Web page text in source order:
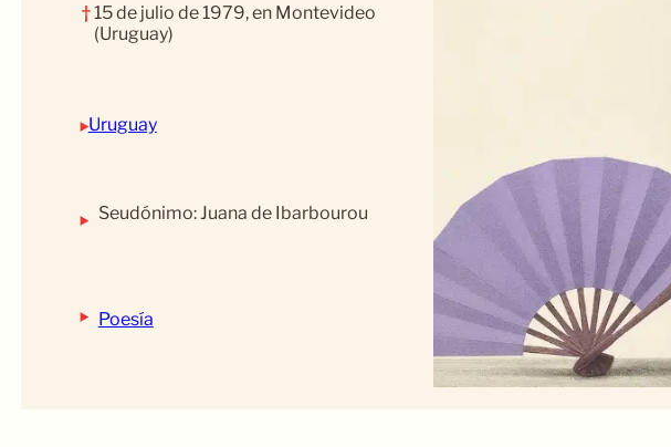
† 15 de julio de 1979, en Montevideo
(Uruguay)
‣Uruguay
‣ Seudónimo: Juana de Ibarbourou
‣ Poesía